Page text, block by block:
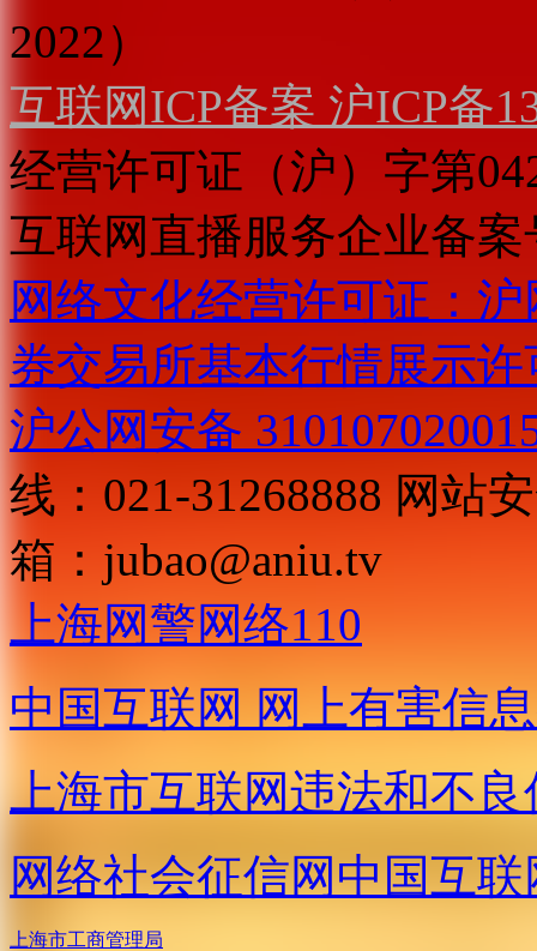
2022）
互联网ICP备案 沪ICP备
经营许可证（沪）字第
互联网直播服务企业备案
网络文化经营许可证：
券交易所基本行情展示许
沪公网安备
线：021-31268888 网站
箱： jubao@aniu.tv
上海网警网络110
中国互联网 网上有害信
上海市互联网违法和不
网络社会征信网 中国互
上海市工商管理局